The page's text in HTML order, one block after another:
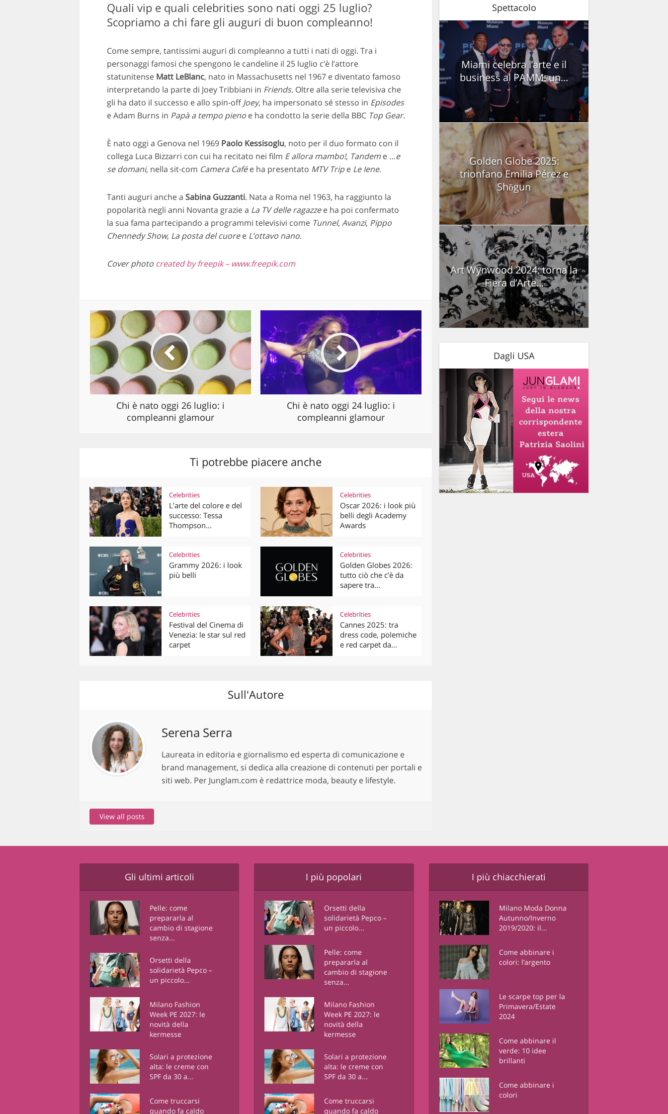
Quali vip e quali celebrities sono nati oggi 25 luglio?
Scopriamo a chi fare gli auguri di buon compleanno!
Come sempre, tantissimi auguri di compleanno a tutti i nati di oggi. Tra i
personaggi famosi che spengono le candeline il 25 luglio c’è l’attore
statunitense Matt LeBlanc, nato in Massachusetts nel 1967 e diventato famoso
interpretando la parte di Joey Tribbiani in Friends. Oltre alla serie televisiva che
gli ha dato il successo e allo spin-offJoey, ha impersonato sé stesso in Episodes
e Adam Burns in Papà a tempo pienoe ha condotto la serie della BBC Top Gear.
È nato oggi a Genova nel 1969 Paolo Kessisoglu, noto per il duo formato con il
collega Luca Bizzarri con cui ha recitato nei film E allora mambo!, Tandeme …e
se domani, nella sit-com Camera Cafée ha presentato MTV Tripe Le Iene.
Tanti auguri anche a Sabina Guzzanti. Nata a Roma nel 1963, ha raggiunto la
popolarità negli anni Novanta grazie a La TV delle ragazzee ha poi confermato
la sua fama partecipando a programmi televisivi come Tunnel, Avanzi, Pippo
Chennedy Show, La posta del cuoree L’ottavo nano.
Cover photo created by freepik – www.freepik.com
Chi è nato oggi 26 luglio: i
compleanni glamour
Chi è nato oggi 24 luglio: i
compleanni glamour
Ti potrebbe piacere anche
Celebrities
L’arte del colore e del
successo: Tessa
Thompson...
Celebrities
Oscar 2026: i look più
belli degli Academy
Awards
Celebrities
Grammy 2026: i look
più belli
Celebrities
Golden Globes 2026:
tutto ciò che c’è da
sapere tra...
Celebrities
Festival del Cinema di
Venezia: le star sul red
carpet
Celebrities
Cannes 2025: tra
dress code, polemiche
e red carpet da...
Sull'Autore
Serena Serra
Laureata in editoria e giornalismo ed esperta di comunicazione e
brand management, si dedica alla creazione di contenuti per portali e
siti web. Per Junglam.com è redattrice moda, beauty e lifestyle.
View all posts
Spettacolo
Miami celebra l’arte e il
business al PAMM: un...
Golden Globe 2025:
trionfano Emilia Pérez e
Shōgun
Art Wynwood 2024: torna la
Fiera d’Arte...
Dagli USA
Gli ultimi articoli
Pelle: come
prepararla al
cambio di stagione
senza...
Orsetti della
solidarietà Pepco –
un piccolo...
Milano Fashion
Week PE 2027: le
novità della
kermesse
Solari a protezione
alta: le creme con
SPF da 30 a...
Come truccarsi
quando fa caldo
I più popolari
Orsetti della
solidarietà Pepco –
un piccolo...
Pelle: come
prepararla al
cambio di stagione
senza...
Milano Fashion
Week PE 2027: le
novità della
kermesse
Solari a protezione
alta: le creme con
SPF da 30 a...
Come truccarsi
quando fa caldo
I più chiacchierati
Milano Moda Donna
Autunno/Inverno
2019/2020: il...
Come abbinare i
colori: l’argento
Le scarpe top per la
Primavera/Estate
2024
Come abbinare il
verde: 10 idee
brillanti
Come abbinare i
colori